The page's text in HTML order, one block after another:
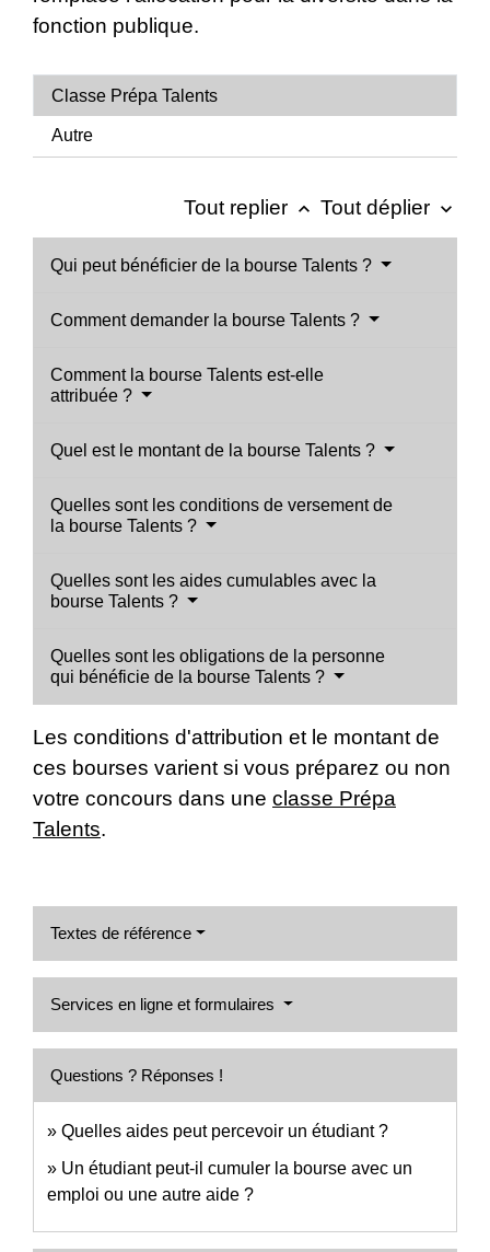
fonction publique.
Classe Prépa Talents
Autre
Tout replier keyboard_arrow_up Tout déplier keyboard_arrow_down
Qui peut bénéficier de la bourse Talents ?
Comment demander la bourse Talents ?
Comment la bourse Talents est-elle
attribuée ?
Quel est le montant de la bourse Talents ?
Quelles sont les conditions de versement de
la bourse Talents ?
Quelles sont les aides cumulables avec la
bourse Talents ?
Quelles sont les obligations de la personne
qui bénéficie de la bourse Talents ?
Les conditions d'attribution et le montant de
ces bourses varient si vous préparez ou non
votre concours dans une classe Prépa
Talents.
Textes de référence
Services en ligne et formulaires
Questions ? Réponses !
Quelles aides peut percevoir un étudiant ?
Un étudiant peut-il cumuler la bourse avec un
emploi ou une autre aide ?